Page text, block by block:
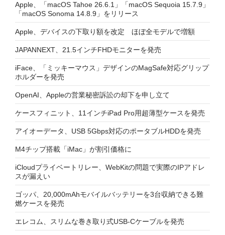
Apple、「macOS Tahoe 26.6.1」「macOS Sequoia 15.7.9」
「macOS Sonoma 14.8.9」をリリース
Apple、デバイスの下取り額を改定 ほぼ全モデルで増額
JAPANNEXT、21.5インチFHDモニターを発売
iFace、「ミッキーマウス」デザインのMagSafe対応グリップ
ホルダーを発売
OpenAI、Appleの営業秘密訴訟の却下を申し立て
ケースフィニット、11インチiPad Pro用超薄型ケースを発売
アイオーデータ、USB 5Gbps対応のポータブルHDDを発売
M4チップ搭載「iMac」が割引価格に
iCloudプライベートリレー、WebKitの問題で実際のIPアドレ
スが漏えい
ゴッパ、20,000mAhモバイルバッテリーを3台収納できる難
燃ケースを発売
エレコム、スリムな巻き取り式USB-Cケーブルを発売